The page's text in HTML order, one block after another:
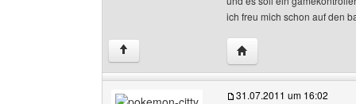
ich freu mich schon auf den
↑ Website dieses
31.07.2011 um 16:02